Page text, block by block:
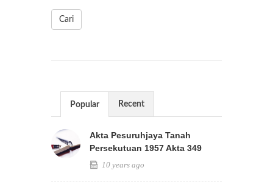
Cari
Popular Recent
Akta Pesuruhjaya Tanah
Persekutuan 1957 Akta 349
10 years ago